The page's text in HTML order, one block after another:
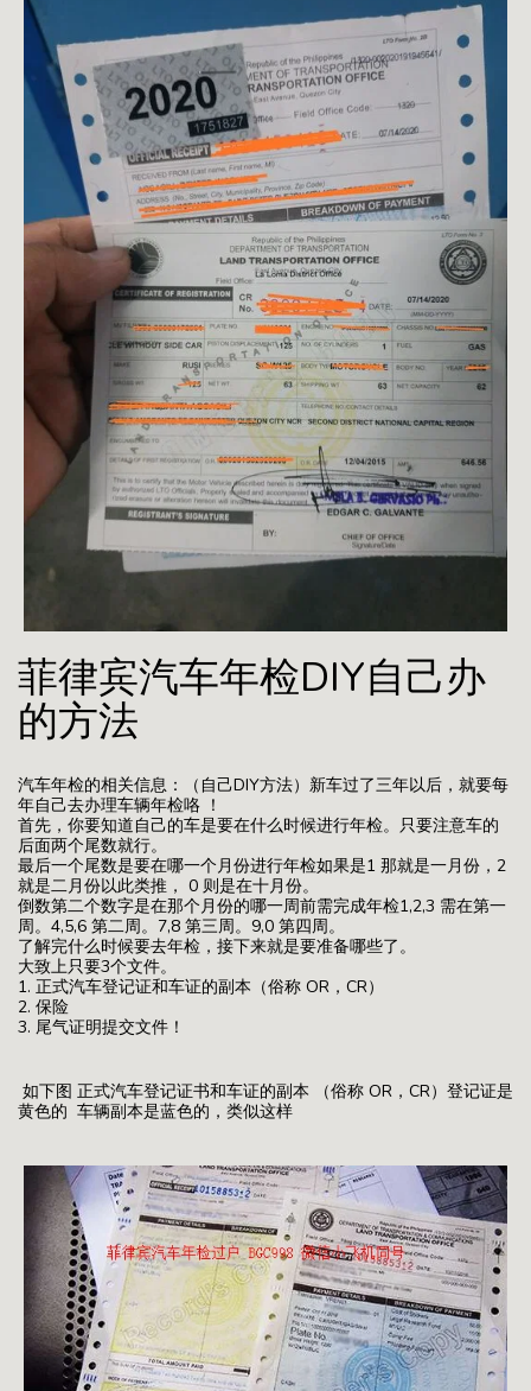
菲律宾汽车年检DIY自己办
的方法
汽车年检的相关信息：（自己DIY方法）新车过了三年以后，就要每
年自己去办理车辆年检咯 ！
首先，你要知道自己的车是要在什么时候进行年检。只要注意车的
后面两个尾数就行。
最后一个尾数是要在哪一个月份进行年检如果是1 那就是一月份，2
就是二月份以此类推， 0 则是在十月份。
倒数第二个数字是在那个月份的哪一周前需完成年检1,2,3 需在第一
周。4,5,6 第二周。7,8 第三周。9,0 第四周。
了解完什么时候要去年检，接下来就是要准备哪些了。
大致上只要3个文件。
1. 正式汽车登记证和车证的副本（俗称 OR，CR）
2. 保险
3. 尾气证明提交文件！
如下图 正式汽车登记证书和车证的副本 （俗称 OR，CR）登记证是
黄色的 车辆副本是蓝色的，类似这样